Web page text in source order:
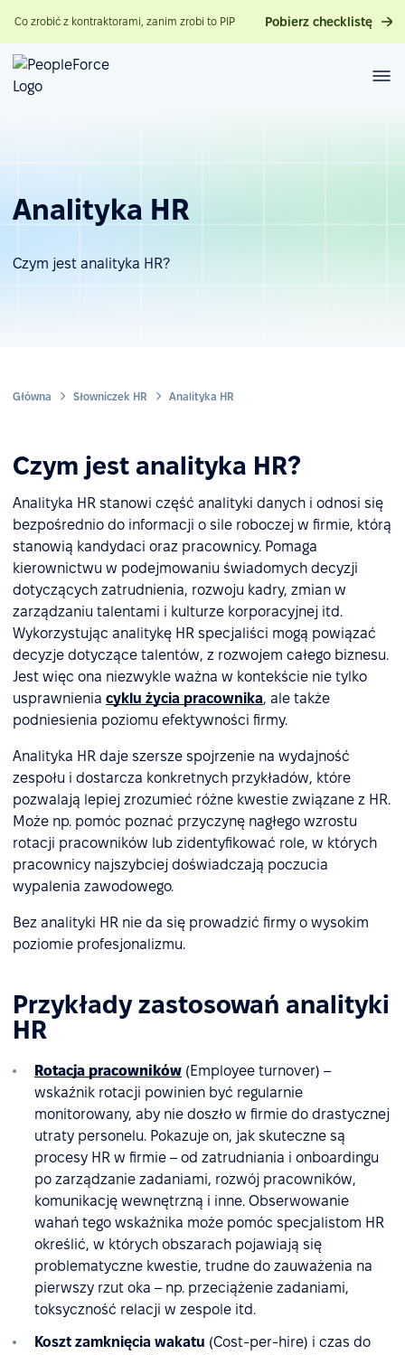
Co zrobić z kontraktorami, zanim zrobi to PIP Pobierz checklistę
Analityka HR
Czym jest analityka HR?
Główna Słowniczek HR Analityka HR
Czym jest analityka HR?
Analityka HR stanowi część analityki danych i odnosi się
bezpośrednio do informacji o sile roboczej w firmie, którą
stanowią kandydaci oraz pracownicy. Pomaga
kierownictwu w podejmowaniu świadomych decyzji
dotyczących zatrudnienia, rozwoju kadry, zmian w
zarządzaniu talentami i kulturze korporacyjnej itd.
Wykorzystując analitykę HR specjaliści mogą powiązać
decyzje dotyczące talentów, z rozwojem całego biznesu.
Jest więc ona niezwykle ważna w kontekście nie tylko
usprawnienia cyklu życia pracownika, ale także
podniesienia poziomu efektywności firmy.
Analityka HR daje szersze spojrzenie na wydajność
zespołu i dostarcza konkretnych przykładów, które
pozwalają lepiej zrozumieć różne kwestie związane z HR.
Może np. pomóc poznać przyczynę nagłego wzrostu
rotacji pracowników lub zidentyfikować role, w których
pracownicy najszybciej doświadczają poczucia
wypalenia zawodowego.
Bez analityki HR nie da się prowadzić firmy o wysokim
poziomie profesjonalizmu.
Przykłady zastosowań analityki
HR
Rotacja pracowników (Employee turnover) –
wskaźnik rotacji powinien być regularnie
monitorowany, aby nie doszło w firmie do drastycznej
utraty personelu. Pokazuje on, jak skuteczne są
procesy HR w firmie – od zatrudniania i onboardingu
po zarządzanie zadaniami, rozwój pracowników,
komunikację wewnętrzną i inne. Obserwowanie
wahań tego wskaźnika może pomóc specjalistom HR
określić, w których obszarach pojawiają się
problematyczne kwestie, trudne do zauważenia na
pierwszy rzut oka – np. przeciążenie zadaniami,
toksyczność relacji w zespole itd.
Koszt zamknięcia wakatu (Cost-per-hire) i czas do